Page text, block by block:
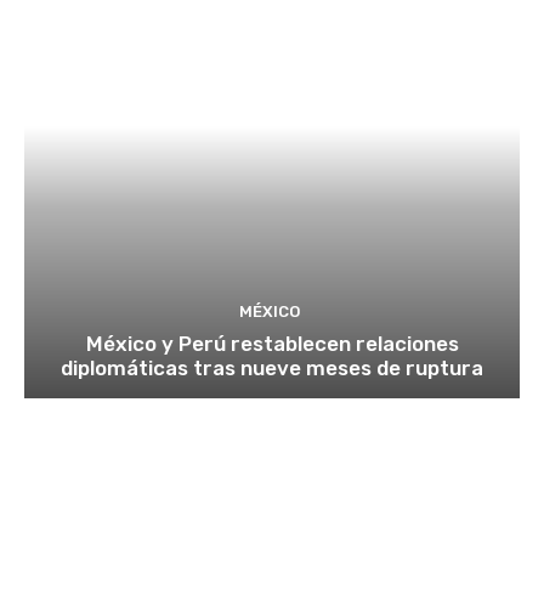
MÉXICO
México y Perú restablecen relaciones
diplomáticas tras nueve meses de ruptura